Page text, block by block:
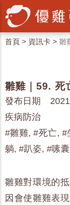
首頁 > 資訊卡 > 雛
雛雞｜59. 死
發布日期
疾病防治
#雛雞, #死亡, #
躺, #趴姿, #嗉囊
雛雞對環境的
因會使雛雞表